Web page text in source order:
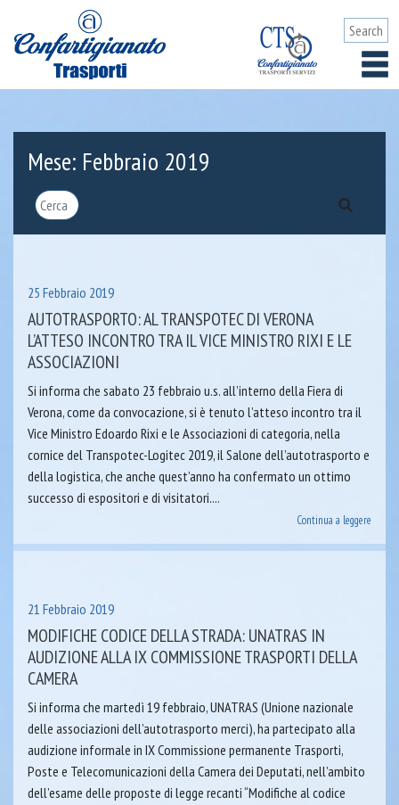
Mese: Febbraio 2019
25 Febbraio 2019
AUTOTRASPORTO: AL TRANSPOTEC DI VERONA
L’ATTESO INCONTRO TRA IL VICE MINISTRO RIXI E LE
ASSOCIAZIONI
Si informa che sabato 23 febbraio u.s. all’interno della Fiera di
Verona, come da convocazione, si è tenuto l’atteso incontro tra il
Vice Ministro Edoardo Rixi e le Associazioni di categoria, nella
cornice del Transpotec-Logitec 2019, il Salone dell’autotrasporto e
della logistica, che anche quest’anno ha confermato un ottimo
successo di espositori e di visitatori....
Continua a leggere
21 Febbraio 2019
MODIFICHE CODICE DELLA STRADA: UNATRAS IN
AUDIZIONE ALLA IX COMMISSIONE TRASPORTI DELLA
CAMERA
Si informa che martedì 19 febbraio, UNATRAS (Unione nazionale
delle associazioni dell’autotrasporto merci), ha partecipato alla
audizione informale in IX Commissione permanente Trasporti,
Poste e Telecomunicazioni della Camera dei Deputati, nell’ambito
dell’esame delle proposte di legge recanti “Modifiche al codice